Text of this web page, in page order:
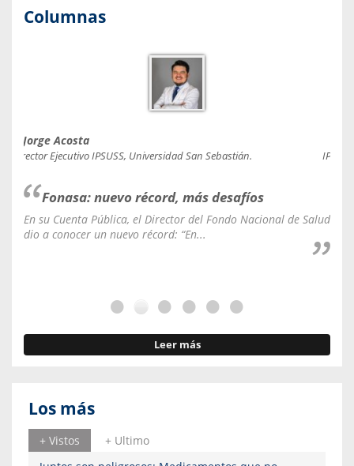
Columnas
Jorge Acosta
Director Ejecutivo IPSUSS, Universidad San Sebastián.
Fonasa: nuevo récord, más desafíos
En su Cuenta Pública, el Director del Fondo Nacional de Salud
dio a conocer un nuevo récord: “En...
Leer más
Los más
+ Vistos
+ Ultimo